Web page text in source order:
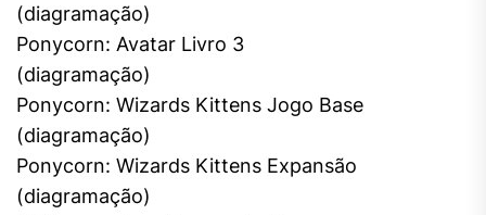
(diagramação)
Ponycorn: Avatar Livro 3
(diagramação)
Ponycorn: Wizards Kittens Jogo Base
(diagramação)
Ponycorn: Wizards Kittens Expansão
(diagramação)